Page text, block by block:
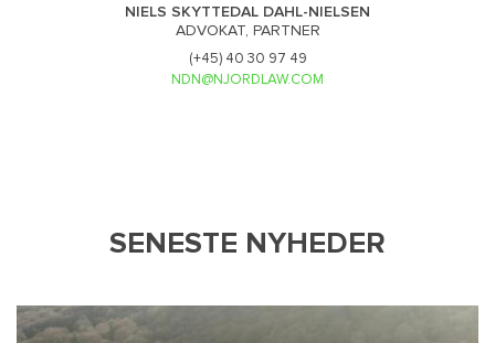
NIELS SKYTTEDAL DAHL-NIELSEN
ADVOKAT, PARTNER
(+45) 40 30 97 49
NDN@NJORDLAW.COM
SENESTE NYHEDER